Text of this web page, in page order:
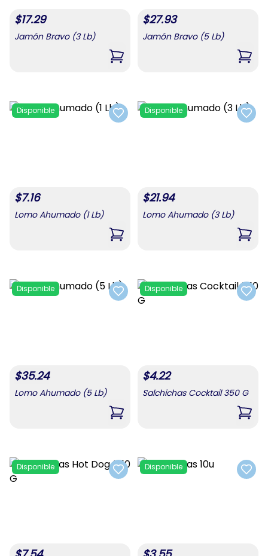
$17.29
Jamón Bravo (3 Lb)
,Jamón Bravo (3 Lb)
$27.93
Jamón Bravo (5 Lb)
,
Add to favorites
Disponible
$7.16
Lomo Ahumado (1 Lb)
,Lomo Ahumado (1 Lb)
Add
Disponible
$21.94
Lomo Ahumado (3 Lb)
,
Add to favorites
Disponible
$35.24
Lomo Ahumado (5 Lb)
,Lomo Ahumado (5 Lb)
Add
Disponible
$4.22
Salchichas Cocktail 350 G
,
Add to favorites
Disponible
Add
Disponible